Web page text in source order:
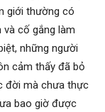
giới thường có
cố gắng làm
những người
cảm thấy đã bỏ
đời mà chưa thực
bao giờ được